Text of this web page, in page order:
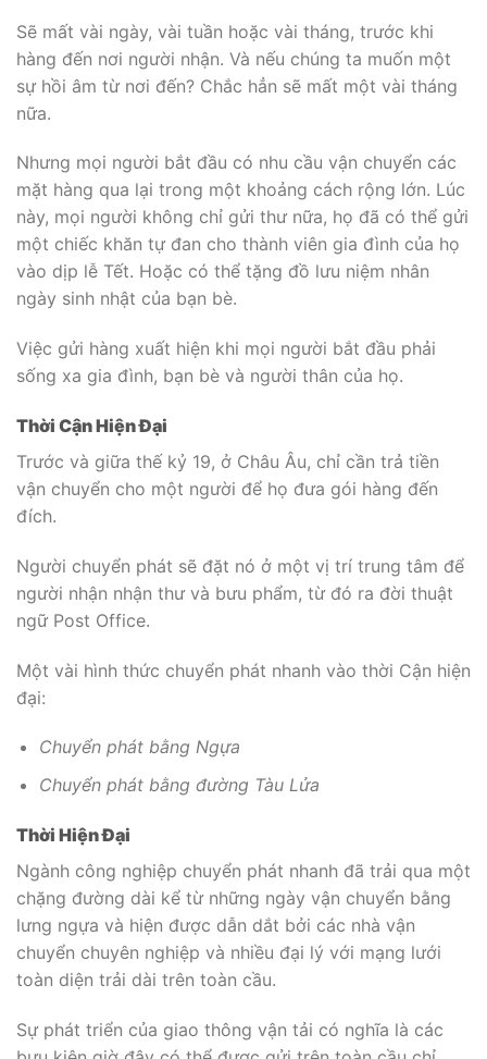
Sẽ mất vài ngày, vài tuần hoặc vài tháng, trước khi
hàng đến nơi người nhận. Và nếu chúng ta muốn một
sự hồi âm từ nơi đến? Chắc hẳn sẽ mất một vài tháng
nữa.
Nhưng mọi người bắt đầu có nhu cầu vận chuyển các
mặt hàng qua lại trong một khoảng cách rộng lớn. Lúc
này, mọi người không chỉ gửi thư nữa, họ đã có thể gửi
một chiếc khăn tự đan cho thành viên gia đình của họ
vào dịp lễ Tết. Hoặc có thể tặng đồ lưu niệm nhân
ngày sinh nhật của bạn bè.
Việc gửi hàng xuất hiện khi mọi người bắt đầu phải
sống xa gia đình, bạn bè và người thân của họ.
Thời Cận Hiện Đại
Trước và giữa thế kỷ 19, ở Châu Âu, chỉ cần trả tiền
vận chuyển cho một người để họ đưa gói hàng đến
đích.
Người chuyển phát sẽ đặt nó ở một vị trí trung tâm để
người nhận nhận thư và bưu phẩm, từ đó ra đời thuật
ngữ Post Office.
Một vài hình thức chuyển phát nhanh vào thời Cận hiện
đại:
Chuyển phát bằng Ngựa
Chuyển phát bằng đường Tàu Lửa
Thời Hiện Đại
Ngành công nghiệp chuyển phát nhanh đã trải qua một
chặng đường dài kể từ những ngày vận chuyển bằng
lưng ngựa và hiện được dẫn dắt bởi các nhà vận
chuyển chuyên nghiệp và nhiều đại lý với mạng lưới
toàn diện trải dài trên toàn cầu.
Sự phát triển của giao thông vận tải có nghĩa là các